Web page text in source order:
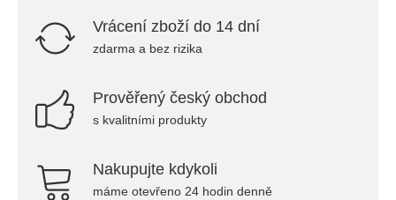
Vrácení zboží do 14 dní
zdarma a bez rizika
Prověřený český obchod
s kvalitními produkty
Nakupujte kdykoli
máme otevřeno 24 hodin denně